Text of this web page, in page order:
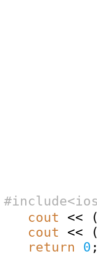
#
cout << (
cout << (
return
0